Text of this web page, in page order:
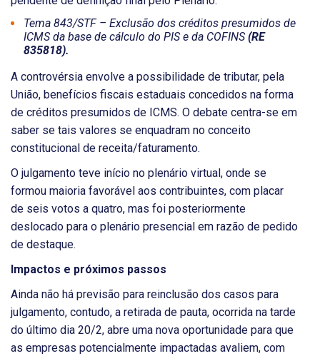
Tema 843/STF – Exclusão dos créditos presumidos de
ICMS da base de cálculo do PIS e da COFINS(RE
835818).
A controvérsia envolve a possibilidade de tributar, pela
União, benefícios fiscais estaduais concedidos na forma
de créditos presumidos de ICMS. O debate centra-se em
saber se tais valores se enquadram no conceito
constitucional de receita/faturamento.
O julgamento teve início no plenário virtual, onde se
formou maioria favorável aos contribuintes, com placar
de seis votos a quatro, mas foi posteriormente
deslocado para o plenário presencial em razão de pedido
de destaque.
Impactos e próximos passos
Ainda não há previsão para reinclusão dos casos para
julgamento, contudo, a retirada de pauta, ocorrida na tarde
do último dia 20/2, abre uma nova oportunidade para que
as empresas potencialmente impactadas avaliem, com